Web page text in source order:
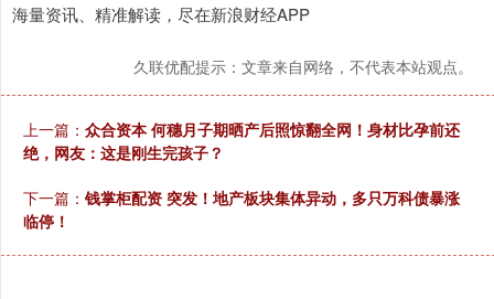
海量资讯、精准解读，尽在新浪财经APP
久联优配提示：文章来自网络，不代表本站观点。
上一篇： 众合资本 何穗月子期晒产后照惊翻全网！身材比孕前还
绝，网友：这是刚生完孩子？
下一篇： 钱掌柜配资 突发！地产板块集体异动，多只万科债暴涨
临停！